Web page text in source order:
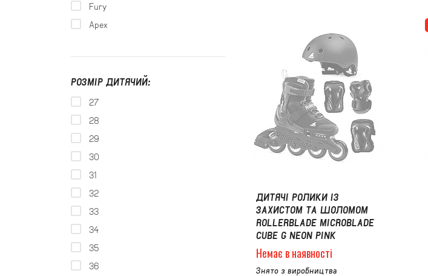
Fury
Apex
РОЗМІР ДИТЯЧИЙ:
27
28
29
30
31
32
33
34
35
36
ДИТЯЧІ РОЛИКИ ІЗ
ЗАХИСТОМ ТА ШОЛОМОМ
ROLLERBLADE MICROBLADE
CUBE G NEON PINK
Немає в наявності
Знято з виробництва